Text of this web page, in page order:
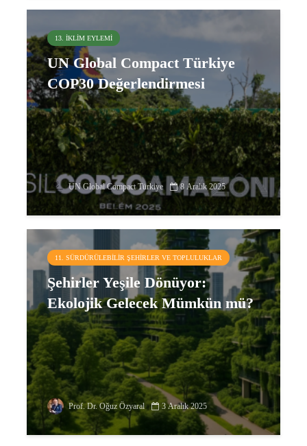
13. İKLIM EYLEMI
UN Global Compact Türkiye
COP30 Değerlendirmesi
UN Global Compact Türkiye 8 Aralık 2025
11. SÜRDÜRÜLEBILIR ŞEHIRLER VE TOPLULUKLAR
Şehirler Yeşile Dönüyor:
Ekolojik Gelecek Mümkün mü?
Prof. Dr. Oğuz Özyaral 3 Aralık 2025